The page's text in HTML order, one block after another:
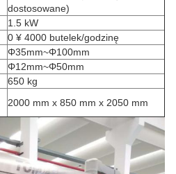
dostosowane)
1.5 kW
0 ¥ 4000 butelek/godzinę
Φ35mm~Φ100mm
Φ12mm~Φ50mm
650 kg
2000 mm x 850 mm x 2050 mm